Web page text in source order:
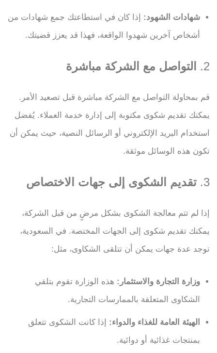
شهادات الشهود: إذا كان في استطاعتك جمع شهادات من
أشخاص آخرين شهدوا الواقعة، فهذا قد يعزز قضيتك.
2. التواصل مع الشركة مباشرة
قم بمحاولة التواصل مع الشركة مباشرة قبل تصعيد الأمر.
يمكنك تقديم شكوى مكتوبة إلى إدارة خدمة العملاء. يُفضل
استخدام البريد الإلكتروني أو الرسائل النصية، حيث يمكن أن
تكون هذه الوسائل موثقة.
3. تقديم الشكوى إلى جهات الاختصاص
إذا لم تتم معالجة الشكوى بشكل مرضٍ من قبل الشركة،
يمكنك تقديم شكوى إلى الجهات المختصة. في السعودية،
توجد عدة جهات يمكن أن تتلقى الشكاوى، مثل:
وزارة التجارة والاستثمار: هذه الوزارة تقوم بتلقي
الشكاوى المتعلقة بالممارسات التجارية.
الهيئة العامة للغذاء والدواء: إذا كانت الشكوى تتعلق
بمنتجات غذائية أو دوائية.